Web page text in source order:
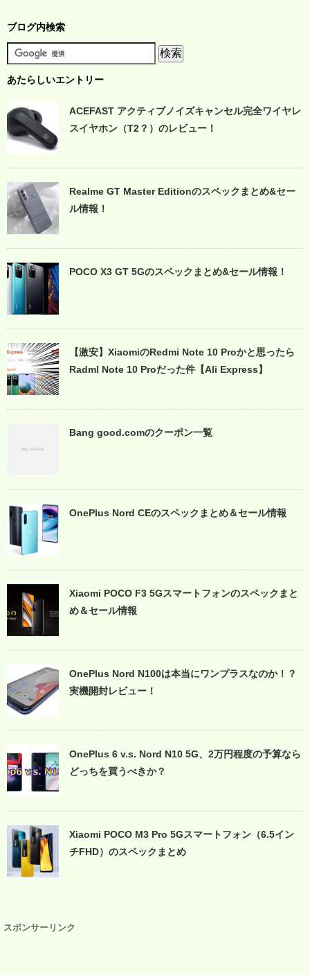
ブログ内検索
あたらしいエントリー
ACEFAST アクティブノイズキャンセル完全ワイヤレ
スイヤホン（T2？）のレビュー！
Realme GT Master Editionのスペックまとめ&セー
ル情報！
POCO X3 GT 5Gのスペックまとめ&セール情報！
【激安】XiaomiのRedmi Note 10 Proかと思ったら
Radml Note 10 Proだった件【Ali Express】
Bang good.comのクーポン一覧
OnePlus Nord CEのスペックまとめ＆セール情報
Xiaomi POCO F3 5Gスマートフォンのスペックまと
め＆セール情報
OnePlus Nord N100は本当にワンプラスなのか！？
実機開封レビュー！
OnePlus 6 v.s. Nord N10 5G、2万円程度の予算なら
どっちを買うべきか？
Xiaomi POCO M3 Pro 5Gスマートフォン（6.5イン
チFHD）のスペックまとめ
スポンサーリンク